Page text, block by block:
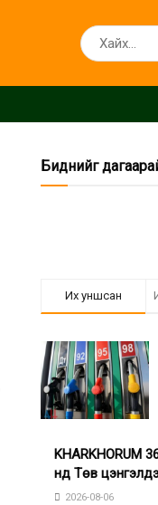
Биднийг
Их уншсан
KHARKHORUM
нд Төв
2026-08-06